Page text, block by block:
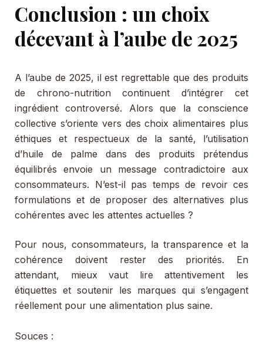
Conclusion : un choix
décevant à l’aube de 2025
A l’aube de 2025, il est regrettable que des produits
de chrono-nutrition continuent d’intégrer cet
ingrédient controversé. Alors que la conscience
collective s’oriente vers des choix alimentaires plus
éthiques et respectueux de la santé, l’utilisation
d’huile de palme dans des produits prétendus
équilibrés envoie un message contradictoire aux
consommateurs. N’est-il pas temps de revoir ces
formulations et de proposer des alternatives plus
cohérentes avec les attentes actuelles ?
Pour nous, consommateurs, la transparence et la
cohérence doivent rester des priorités. En
attendant, mieux vaut lire attentivement les
étiquettes et soutenir les marques qui s’engagent
réellement pour une alimentation plus saine.
Souces :